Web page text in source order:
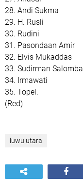
28. Andi Sukma
29. H. Rusli
30. Rudini
31. Pasondaan Amir
32. Elvis Mukaddas
33. Sudirman Salomba
34. Irmawati
35. Topel.
(Red)
luwu utara